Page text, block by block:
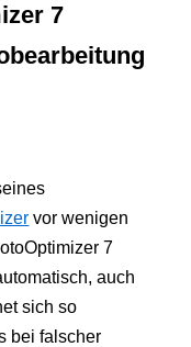
7
vor wenigen
7
auch
sich so
bei falscher